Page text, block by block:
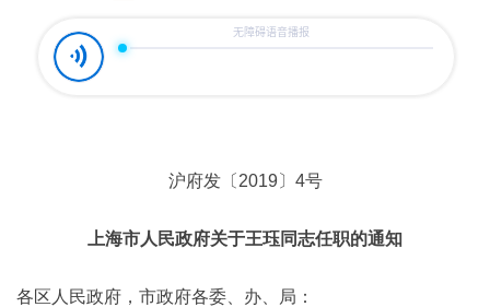
沪府发〔2019〕4号
上海市人民政府关于王珏同志任职的通知
各区人民政府，市政府各委、办、局：